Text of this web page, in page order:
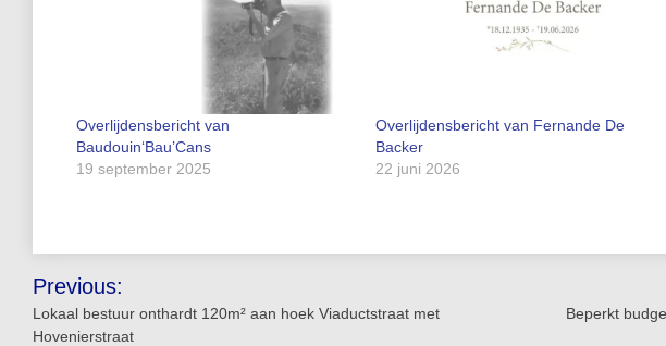
Overlijdensbericht van
Baudouin‘Bau’Cans
19 september 2025
Overlijdensbericht van Fernande De
Backer
22 juni 2026
Bericht
navigatie
Previous:
Lokaal bestuur onthardt 120m² aan hoek Viaductstraat met
Hovenierstraat
Beperkt